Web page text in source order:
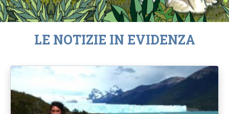
LE NOTIZIE IN EVIDENZA